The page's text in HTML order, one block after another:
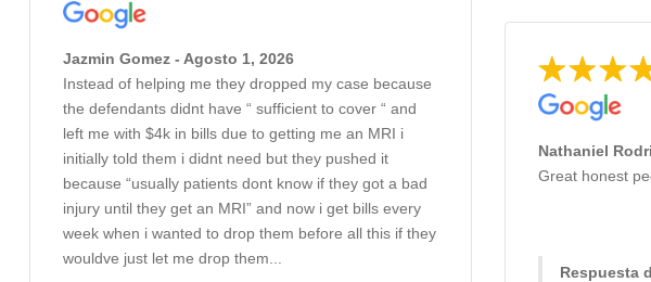
Jazmin Gomez - Agosto 1, 2026
Instead of helping me they dropped my case because
the defendants didnt have “ sufficient to cover “ and
left me with $4k in bills due to getting me an MRI i
initially told them i didnt need but they pushed it
because “usually patients dont know if they got a bad
injury until they get an MRI” and now i get bills every
week when i wanted to drop them before all this if they
wouldve just let me drop them...
Nathaniel
Great honest
Respuesta